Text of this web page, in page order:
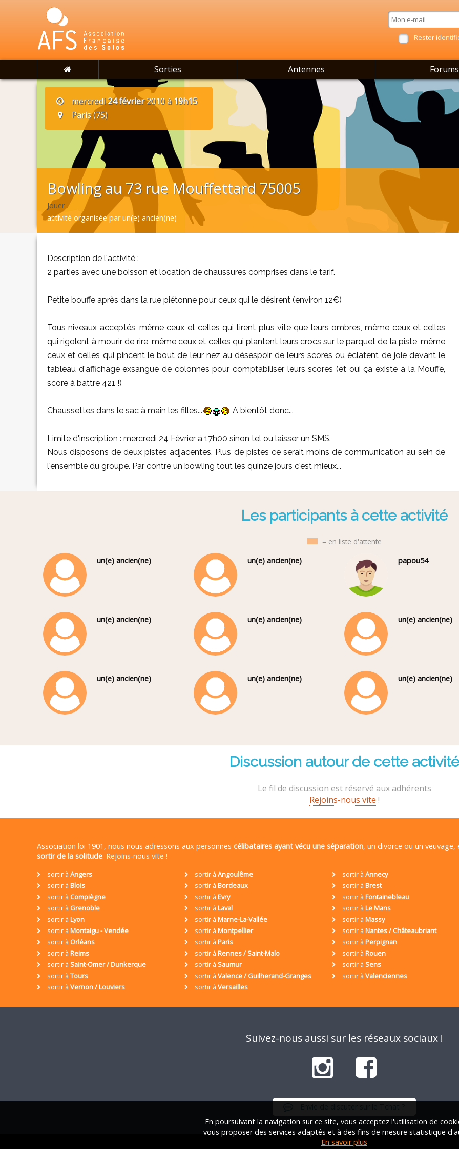
Rester
Sorties Antennes Forums
mercredi24 février2010 à 19h15
Paris (75)
Bowling au 73 rue Mouffettard 75005
Jouer
activité organisée par un(e) ancien(ne)
Description de l'activité :
2 parties avec une boisson et location de chaussures comprises dans le tarif.
Petite bouffe après dans la rue piétonne pour ceux qui le désirent (environ 12€)
Tous niveaux acceptés, même ceux et celles qui tirent plus vite que leurs ombres, même ceux et celles
qui rigolent à mourir de rire, même ceux et celles qui plantent leurs crocs sur le parquet de la piste, même
ceux et celles qui pincent le bout de leur nez au désespoir de leurs scores ou éclatent de joie devant le
tableau d'affichage exsangue de colonnes pour comptabiliser leurs scores (et oui ça existe à la Mouffe,
score à battre 421 !)
Chaussettes dans le sac à main les filles... A bientôt donc...
Limite d'inscription : mercredi 24 Février à 17h00 sinon tel ou laisser un SMS.
Nous disposons de deux pistes adjacentes. Plus de pistes ce serait moins de communication au sein de
l'ensemble du groupe. Par contre un bowling tout les quinze jours c'est mieux...
Les participants à cette activité
= en liste d'attente
un(e) ancien(ne)
un(e) ancien(ne) papou54
un(e) ancien(ne) un(e) ancien(ne) un(e) ancien(ne)
un(e) ancien(ne) un(e) ancien(ne) un(e) ancien(ne)
Discussion autour de cette activité
Le fil de discussion est réservé aux adhérents
Rejoins-nous vite !
Association loi 1901, nous nous adressons aux personnes célibataires ayant vécu une séparation, un divorce ou un
sortir de la solitude. Rejoins-nous vite !
sortir à Angers sortir à Angoulême sortir à Annecy
sortir à Blois sortir à Bordeaux sortir à Brest
sortir à Compiègne sortir à Evry sortir à Fontainebleau
sortir à Grenoble sortir à Laval sortir à Le Mans
sortir à Lyon sortir à Marne-La-Vallée sortir à Massy
sortir à Montaigu - Vendée sortir à Montpellier sortir à Nantes / Châteaubriant
sortir à Orléans sortir à Paris sortir à Perpignan
sortir à Reims sortir à Rennes / Saint-Malo sortir à Rouen
sortir à Saint-Omer / Dunkerque sortir à Saumur sortir à Sens
sortir à Tours sortir à Valence / Guilherand-Granges sortir à Valenciennes
sortir à Vernon / Louviers sortir à Versailles
Suivez-nous aussi sur les réseaux sociaux !
En poursuivant la navigation sur ce site, vous acceptez l'utilisation de
vous proposer des services adaptés et à des fins de mesure statistique
En savoir plus